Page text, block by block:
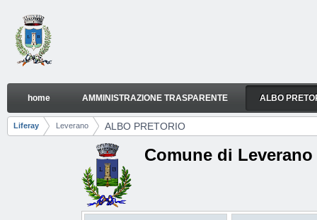
Skip to Content
ALBO PRETORIO
Navigation
home AMMINISTRAZIONE TRASPARENTE ALBO
Breadcrumbs
Liferay Leverano ALBO PRETORIO
Comune di Leverano